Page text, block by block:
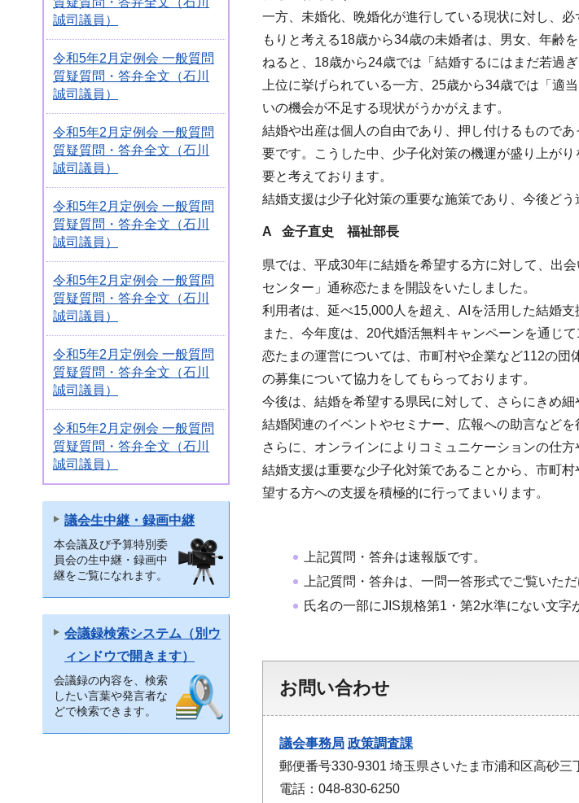
誠司議員）
令和5年2月定例会 一般質問
質疑質問・答弁全文（石川
誠司議員）
令和5年2月定例会 一般質問
質疑質問・答弁全文（石川
誠司議員）
令和5年2月定例会 一般質問
質疑質問・答弁全文（石川
誠司議員）
令和5年2月定例会 一般質問
質疑質問・答弁全文（石川
誠司議員）
令和5年2月定例会 一般質問
質疑質問・答弁全文（石川
誠司議員）
令和5年2月定例会 一般質問
質疑質問・答弁全文（石川
誠司議員）
議会生中継・録画中継
本会議及び予算特別委
員会の生中継・録画中
継をご覧になれます。
会議録検索システム（別ウ
ィンドウで開きます）
会議録の内容を、検索
したい言葉や発言者な
どで検索できます。
一方、未婚化、晩婚化が進行している現状に対し、
もりと考える18歳から34歳の未婚者は、男女、年齢
ねると、18歳から24歳では「結婚するにはまだ若過
上位に挙げられている一方、25歳から34歳では「適
いの機会が不足する現状がうかがえます。
結婚や出産は個人の自由であり、押し付けるもので
要です。こうした中、少子化対策の機運が盛り上が
要と考えております。
結婚支援は少子化対策の重要な施策であり、今後ど
A 金子直史 福祉部長
県では、平成30年に結婚を希望する方に対して、出
センター」通称恋たまを開設をいたしました。
利用者は、延べ15,000人を超え、AIを活用した結婚
また、今年度は、20代婚活無料キャンペーンを通じ
恋たまの運営については、市町村や企業など112の
の募集について協力をしてもらっております。
今後は、結婚を希望する県民に対して、さらにきめ
結婚関連のイベントやセミナー、広報への助言などを
さらに、オンラインによりコミュニケーションの仕
結婚支援は重要な少子化対策であることから、市町
望する方への支援を積極的に行ってまいります。
上記質問・答弁は速報版です。
上記質問・答弁は、一問一答形式でご覧いた
氏名の一部にJIS規格第1・第2水準にない文
お問い合わせ
議会事務局 政策調査課
郵便番号330-9301 埼玉県さいたま市浦和区高砂三
電話：048-830-6250